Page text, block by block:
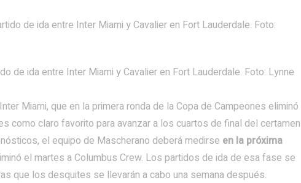
de ida entre Inter Miami y Cavalier en Fort Lauderdale. Foto: Lynne
Miami, que en la primera ronda de la Copa de Campeones eliminó
como claro favorito para avanzar a los cuartos de final del certamen
el equipo de Mascherano deberá medirse en la próxima
el martes a Columbus Crew. Los partidos de ida de esa fase se
que los desquites se llevarán a cabo una semana después.